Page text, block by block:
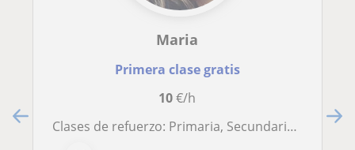
Maria
Primera clase gratis
10€/h
Clases de refuerzo: Primaria, Secundaria y Bachiller Científico | Español para Extranjeros | Saxofón